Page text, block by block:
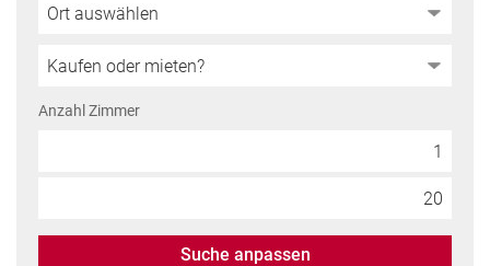
Anzahl Zimmer
Suche anpassen